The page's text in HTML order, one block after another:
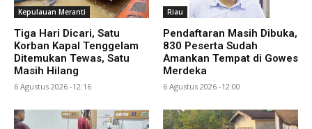
Kepulauan Meranti
Tiga Hari Dicari, Satu
Korban Kapal Tenggelam
Ditemukan Tewas, Satu
Masih Hilang
6 Agustus 2026 -12:16
Riau
Pendaftaran Masih Dibuka,
830 Peserta Sudah
Amankan Tempat di Gowes
Merdeka
6 Agustus 2026 -12:00